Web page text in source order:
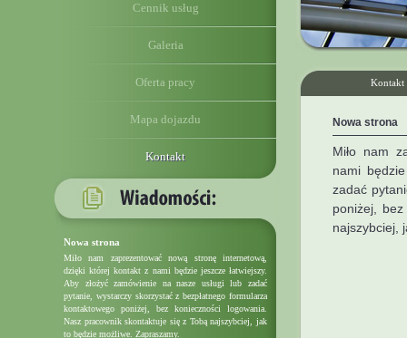
Cennik usług
Galeria
Oferta pracy
Mapa dojazdu
Kontakt
Nowa strona
Miło nam zaprezentować nową stronę internetową,
dzięki której kontakt z nami będzie jeszcze łatwiejszy.
Aby złożyć zamówienie na nasze usługi lub zadać
pytanie, wystarczy skorzystać z bezpłatnego formularza
kontaktowego poniżej, bez konieczności logowania.
Nasz pracownik skontaktuje się z Tobą najszybciej, jak
to będzie możliwe. Zapraszamy.
Kontakt
Nowa strona
Miło nam
nami
zadać
poniżej,
najszybciej,